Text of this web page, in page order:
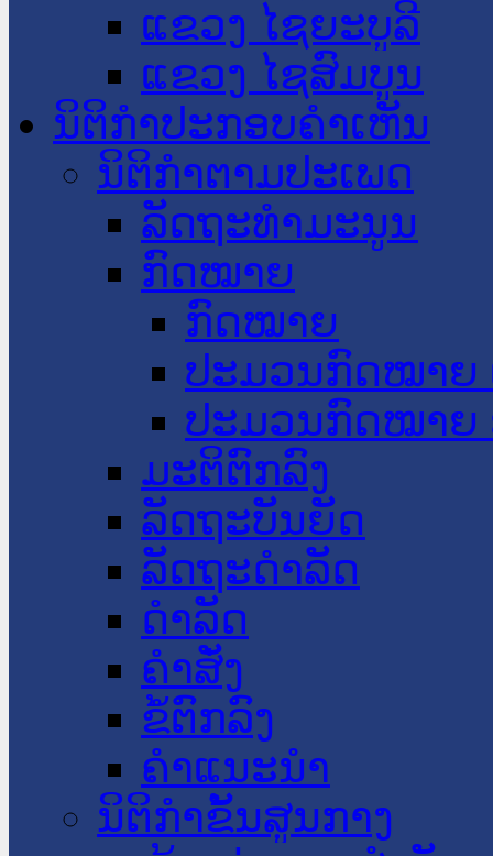
ແຂວງ ໄຊຍະບູລີ
ແຂວງ ໄຊສົມບູນ
ນິຕິກໍາປະກອບຄໍາເຫັນ
ນິຕິກໍາຕາມປະເພດ
ລັດຖະທໍາມະນູນ
ກົດໝາຍ
ກົດໝາຍ
ປະມວນກົດໝາຍ
ປະມວນກົດໝາຍ
ມະຕິຕົກລົງ
ລັດຖະບັນຍັດ
ລັດຖະດໍາລັດ
ດໍາລັດ
ຄໍາສັ່ງ
ຂໍ້ຕົກລົງ
ຄໍາແນະນໍາ
ນິຕິກຳຂັ້ນສູນກາງ